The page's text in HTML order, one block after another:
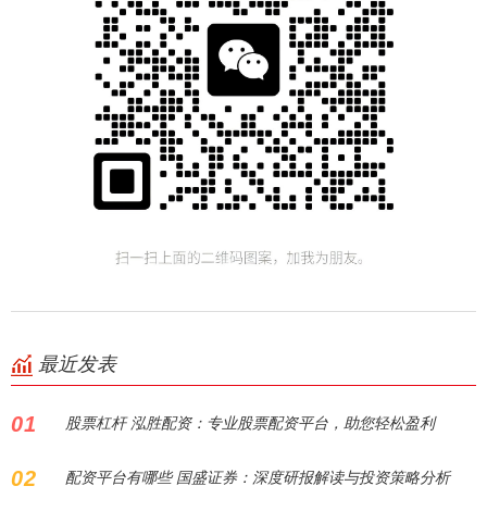
最近发表
01 股票杠杆 泓胜配资：专业股票配资平台，助您轻松盈利
02 配资平台有哪些 国盛证券：深度研报解读与投资策略分析